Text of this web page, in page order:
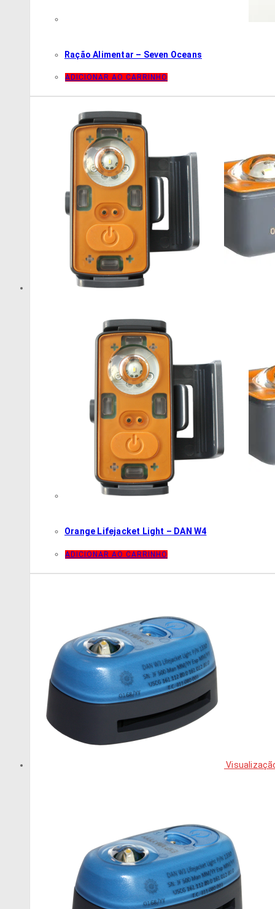
Ração Alimentar – Seven Oceans
ADICIONAR AO CARRINHO
Orange Lifejacket Light – DAN W4
ADICIONAR AO CARRINHO